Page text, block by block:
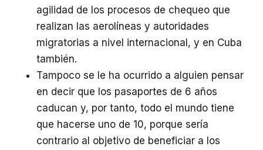
agilidad de los procesos de chequeo que
realizan las aerolíneas y autoridades
migratorias a nivel internacional, y en Cuba
también.
Tampoco se le ha ocurrido a alguien pensar
en decir que los pasaportes de 6 años
caducan y, por tanto, todo el mundo tiene
que hacerse uno de 10, porque sería
contrario al objetivo de beneficiar a los